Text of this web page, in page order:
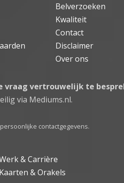
Belverzoeken
Kwaliteit
Contact
Disclaimer
Over ons
vraag vertrouwelijk te
via Mediums.nl.
contactgegevens.
& Carrière
Kaarten & Orakels